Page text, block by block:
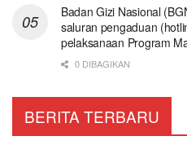
Badan Gizi Nasional
saluran pengaduan
pelaksanaan Program
0 DIBAGIKAN
BERITA TERBARU